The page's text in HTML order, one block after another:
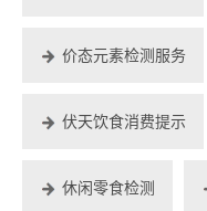
价态元素检测服务
伏天饮食消费提示
休闲零食检测